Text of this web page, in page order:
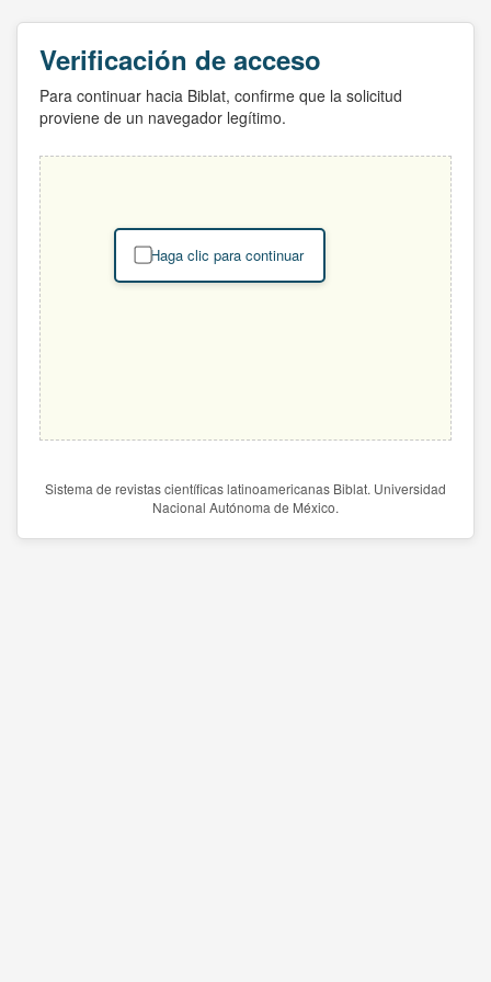
Verificación de acceso
Para continuar hacia Biblat, confirme que la solicitud
proviene de un navegador legítimo.
Haga clic para continuar
Sistema de revistas científicas latinoamericanas Biblat. Universidad
Nacional Autónoma de México.